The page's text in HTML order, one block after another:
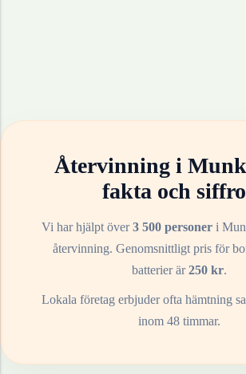
Återvinning i
fakta och
Vi har hjälpt över3 500 personer i
återvinning. Genomsnittligt pris för
batterierär250kr.
Lokala företag erbjuder ofta hämtning
inom 48 timmar.